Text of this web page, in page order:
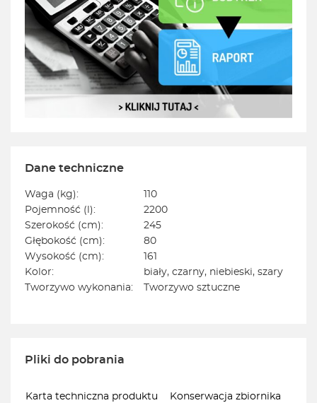
Dane techniczne
Waga (kg):
110
Pojemność (l):
2200
Szerokość (cm):
245
Głębokość (cm):
80
Wysokość (cm):
161
Kolor:
biały, czarny, niebieski, szary
Tworzywo wykonania:
Tworzywo sztuczne
Pliki do pobrania
Karta techniczna produktu
Konserwacja zbiornika